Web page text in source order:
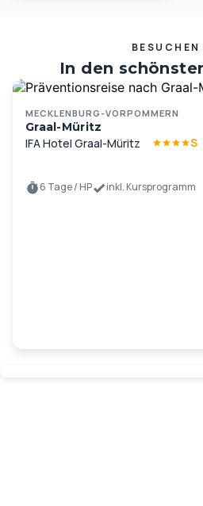
BESUCHEN
In den
Deutschlands
MECKLENBURG-VORPOMMERN
Graal-Müritz
IFA Hotel Graal-Müritz S
6 Tage / HP inkl. Kursprogramm